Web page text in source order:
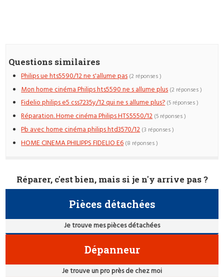
Questions similaires
Philips ue hts5590/12 ne s'allume pas (2 réponses )
Mon home cinéma Philips hts5590 ne s allume plus (2 réponses )
Fidelio philips e5 css7235y/12 qui ne s allume plus? (5 réponses )
Réparation. Home cinéma Philips HTS5550/12 (5 réponses )
Pb avec home cinéma philips htd3570/12 (3 réponses )
HOME CINEMA PHILIPPS FIDELIO E6 (8 réponses )
Réparer, c'est bien, mais si je n'y arrive pas ?
Pièces détachées
Je trouve mes pièces détachées
Dépanneur
Je trouve un pro près de chez moi